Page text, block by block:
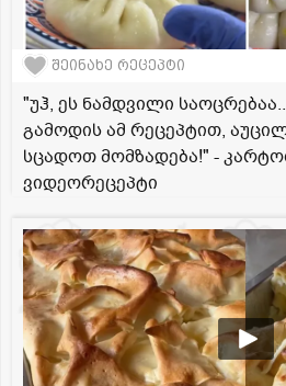
შეინახე რეცეპტი
"უჰ, ეს ნამდვილი
გამოდის ამ რეცეპტით,
სცადოთ მომზადება!" -
ვიდეორეცეპტი